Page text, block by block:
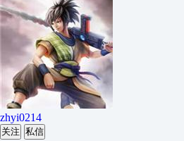
zhyi0214
关注 私信